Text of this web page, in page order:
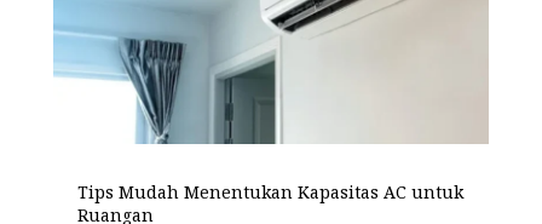
Tips Mudah Menentukan Kapasitas AC untuk
Ruangan